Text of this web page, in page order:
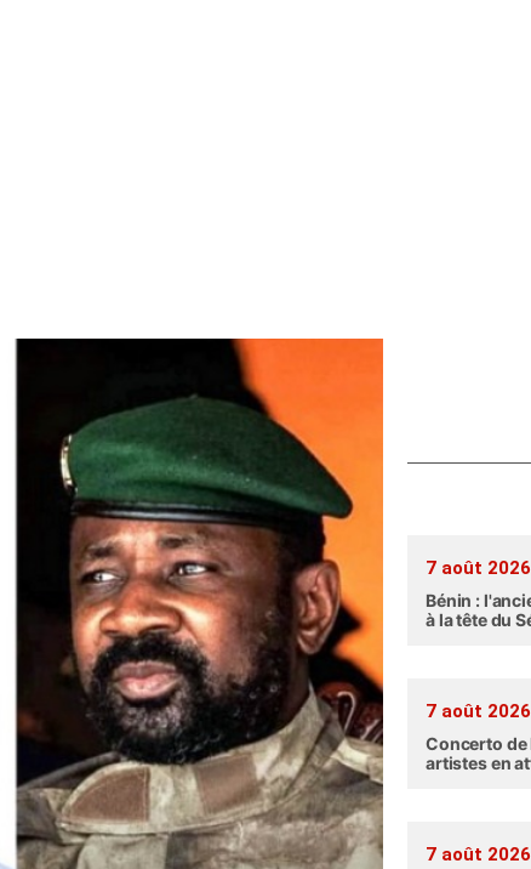
7 août 2026
Bénin :
à la tête du
7 août 2026
Concerto de
artistes en
7 août 2026